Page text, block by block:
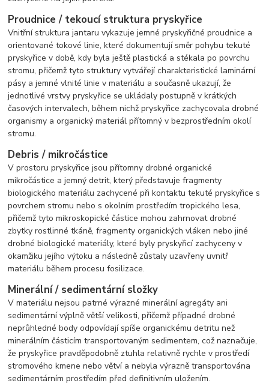
Proudnice / tekoucí struktura pryskyřice
Vnitřní struktura jantaru vykazuje jemné pryskyřičné proudnice a
orientované tokové linie, které dokumentují směr pohybu tekuté
pryskyřice v době, kdy byla ještě plastická a stékala po povrchu
stromu, přičemž tyto struktury vytvářejí charakteristické laminární
pásy a jemné vlnité linie v materiálu a současně ukazují, že
jednotlivé vrstvy pryskyřice se ukládaly postupně v krátkých
časových intervalech, během nichž pryskyřice zachycovala drobné
organismy a organický materiál přítomný v bezprostředním okolí
stromu.
Debris / mikročástice
V prostoru pryskyřice jsou přítomny drobné organické
mikročástice a jemný detrit, který představuje fragmenty
biologického materiálu zachycené při kontaktu tekuté pryskyřice s
povrchem stromu nebo s okolním prostředím tropického lesa,
přičemž tyto mikroskopické částice mohou zahrnovat drobné
zbytky rostlinné tkáně, fragmenty organických vláken nebo jiné
drobné biologické materiály, které byly pryskyřicí zachyceny v
okamžiku jejího výtoku a následně zůstaly uzavřeny uvnitř
materiálu během procesu fosilizace.
Minerální / sedimentární složky
V materiálu nejsou patrné výrazné minerální agregáty ani
sedimentární výplně větší velikosti, přičemž případné drobné
neprůhledné body odpovídají spíše organickému detritu než
minerálním částicím transportovaným sedimentem, což naznačuje,
že pryskyřice pravděpodobně ztuhla relativně rychle v prostředí
stromového kmene nebo větví a nebyla výrazně transportována
sedimentárním prostředím před definitivním uložením.